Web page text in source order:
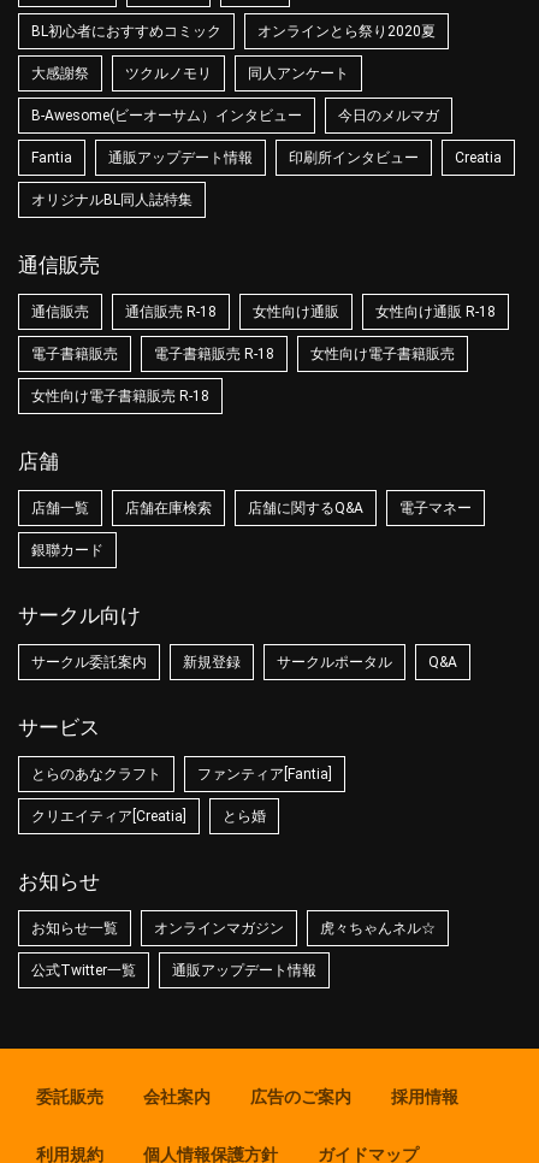
BL初心者におすすめコミック オンラインとら祭り2020夏
大感謝祭 ツクルノモリ 同人アンケート
B-Awesome(ビーオーサム）インタビュー 今日のメルマガ
Fantia 通販アップデート情報 印刷所インタビュー Creatia
オリジナルBL同人誌特集
通信販売
通信販売 通信販売 R-18 女性向け通販 女性向け通販 R-18
電子書籍販売 電子書籍販売 R-18 女性向け電子書籍販売
女性向け電子書籍販売 R-18
店舗
店舗一覧 店舗在庫検索 店舗に関するQ&A 電子マネー
銀聯カード
サークル向け
サークル委託案内 新規登録 サークルポータル Q&A
サービス
とらのあなクラフト ファンティア[Fantia]
クリエイティア[Creatia] とら婚
お知らせ
お知らせ一覧 オンラインマガジン 虎々ちゃんネル☆
公式Twitter一覧 通販アップデート情報
委託販売 会社案内 広告のご案内 採用情報
利用規約 個人情報保護方針 ガイドマップ